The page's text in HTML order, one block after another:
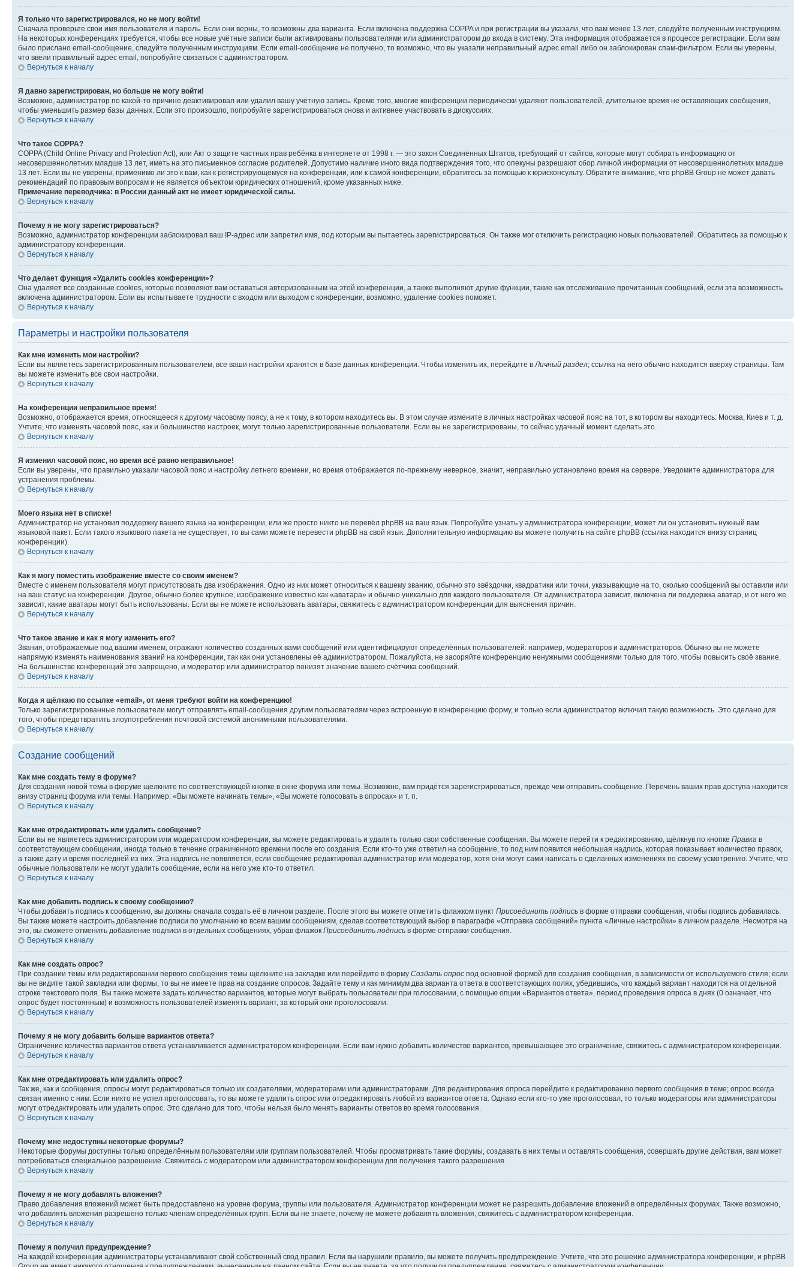
Я только что зарегистрировался, но не могу войти!
Сначала проверьте свои имя пользователя и пароль. Если они верны, то возможны два варианта. Если включена поддержка COPPA и при регистрации вы указали, что вам менее 13 лет, следуйте полученным инструкциям.
На некоторых конференциях требуется, чтобы все новые учётные записи были активированы пользователями или администратором до входа в систему. Эта информация отображается в процессе регистрации. Если вам
было прислано email-сообщение, следуйте полученным инструкциям. Если email-сообщение не получено, то возможно, что вы указали неправильный адрес email либо он заблокирован спам-фильтром. Если вы уверены,
что ввели правильный адрес email, попробуйте связаться с администратором.
Вернуться к началу
Я давно зарегистрирован, но больше не могу войти!
Возможно, администратор по какой-то причине деактивировал или удалил вашу учётную запись. Кроме того, многие конференции периодически удаляют пользователей, длительное время не оставляющих сообщения,
чтобы уменьшить размер базы данных. Если это произошло, попробуйте зарегистрироваться снова и активнее участвовать в дискуссиях.
Вернуться к началу
Что такое COPPA?
COPPA (Child Online Privacy and Protection Act), или Акт о защите частных прав ребёнка в интернете от 1998 г. — это закон Соединённых Штатов, требующий от сайтов, которые могут собирать информацию от
несовершеннолетних младше 13 лет, иметь на это письменное согласие родителей. Допустимо наличие иного вида подтверждения того, что опекуны разрешают сбор личной информации от несовершеннолетних младше
13 лет. Если вы не уверены, применимо ли это к вам, как к регистрирующемуся на конференции, или к самой конференции, обратитесь за помощью к юрисконсульту. Обратите внимание, что phpBB Group не может давать
рекомендаций по правовым вопросам и не является объектом юридических отношений, кроме указанных ниже.
Примечание переводчика: в России данный акт не имеет юридической силы.
Вернуться к началу
Почему я не могу зарегистрироваться?
Возможно, администратор конференции заблокировал ваш IP-адрес или запретил имя, под которым вы пытаетесь зарегистрироваться. Он также мог отключить регистрацию новых пользователей. Обратитесь за помощью к
администратору конференции.
Вернуться к началу
Что делает функция «Удалить cookies конференции»?
Она удаляет все созданные cookies, которые позволяют вам оставаться авторизованным на этой конференции, а также выполняют другие функции, такие как отслеживание прочитанных сообщений, если эта возможность
включена администратором. Если вы испытываете трудности с входом или выходом с конференции, возможно, удаление cookies поможет.
Вернуться к началу
Параметры и настройки пользователя
Как мне изменить мои настройки?
Если вы являетесь зарегистрированным пользователем, все ваши настройки хранятся в базе данных конференции. Чтобы изменить их, перейдите в Личный раздел; ссылка на него обычно находится вверху страницы. Там
вы можете изменить все свои настройки.
Вернуться к началу
На конференции неправильное время!
Возможно, отображается время, относящееся к другому часовому поясу, а не к тому, в котором находитесь вы. В этом случае измените в личных настройках часовой пояс на тот, в котором вы находитесь: Москва, Киев и т. д.
Учтите, что изменять часовой пояс, как и большинство настроек, могут только зарегистрированные пользователи. Если вы не зарегистрированы, то сейчас удачный момент сделать это.
Вернуться к началу
Я изменил часовой пояс, но время всё равно неправильное!
Если вы уверены, что правильно указали часовой пояс и настройку летнего времени, но время отображается по-прежнему неверное, значит, неправильно установлено время на сервере. Уведомите администратора для
устранения проблемы.
Вернуться к началу
Моего языка нет в списке!
Администратор не установил поддержку вашего языка на конференции, или же просто никто не перевёл phpBB на ваш язык. Попробуйте узнать у администратора конференции, может ли он установить нужный вам
языковой пакет. Если такого языкового пакета не существует, то вы сами можете перевести phpBB на свой язык. Дополнительную информацию вы можете получить на сайте phpBB (ссылка находится внизу страниц
конференции).
Вернуться к началу
Как я могу поместить изображение вместе со своим именем?
Вместе с именем пользователя могут присутствовать два изображения. Одно из них может относиться к вашему званию, обычно это звёздочки, квадратики или точки, указывающие на то, сколько сообщений вы оставили или
на ваш статус на конференции. Другое, обычно более крупное, изображение известно как «аватара» и обычно уникально для каждого пользователя. От администратора зависит, включена ли поддержка аватар, и от него же
зависит, какие аватары могут быть использованы. Если вы не можете использовать аватары, свяжитесь с администратором конференции для выяснения причин.
Вернуться к началу
Что такое звание и как я могу изменить его?
Звания, отображаемые под вашим именем, отражают количество созданных вами сообщений или идентифицируют определённых пользователей: например, модераторов и администраторов. Обычно вы не можете
напрямую изменять наименования званий на конференции, так как они установлены её администратором. Пожалуйста, не засоряйте конференцию ненужными сообщениями только для того, чтобы повысить своё звание.
На большинстве конференций это запрещено, и модератор или администратор понизят значение вашего счётчика сообщений.
Вернуться к началу
Когда я щёлкаю по ссылке «email», от меня требуют войти на конференцию!
Только зарегистрированные пользователи могут отправлять email-сообщения другим пользователям через встроенную в конференцию форму, и только если администратор включил такую возможность. Это сделано для
того, чтобы предотвратить злоупотребления почтовой системой анонимными пользователями.
Вернуться к началу
Создание сообщений
Как мне создать тему в форуме?
Для создания новой темы в форуме щёлкните по соответствующей кнопке в окне форума или темы. Возможно, вам придётся зарегистрироваться, прежде чем отправить сообщение. Перечень ваших прав доступа находится
внизу страниц форума или темы. Например: «Вы можете начинать темы», «Вы можете голосовать в опросах» и т. п.
Вернуться к началу
Как мне отредактировать или удалить сообщение?
Если вы не являетесь администратором или модератором конференции, вы можете редактировать и удалять только свои собственные сообщения. Вы можете перейти к редактированию, щёлкнув по кнопке Правка в
соответствующем сообщении, иногда только в течение ограниченного времени после его создания. Если кто-то уже ответил на сообщение, то под ним появится небольшая надпись, которая показывает количество правок,
а также дату и время последней из них. Эта надпись не появляется, если сообщение редактировал администратор или модератор, хотя они могут сами написать о сделанных изменениях по своему усмотрению. Учтите, что
обычные пользователи не могут удалить сообщение, если на него уже кто-то ответил.
Вернуться к началу
Как мне добавить подпись к своему сообщению?
Чтобы добавить подпись к сообщению, вы должны сначала создать её в личном разделе. После этого вы можете отметить флажком пункт Присоединить подпись в форме отправки сообщения, чтобы подпись добавилась.
Вы также можете настроить добавление подписи по умолчанию ко всем вашим сообщениям, сделав соответствующий выбор в параграфе «Отправка сообщений» пункта «Личные настройки» в личном разделе. Несмотря на
это, вы сможете отменить добавление подписи в отдельных сообщениях, убрав флажок Присоединить подпись в форме отправки сообщения.
Вернуться к началу
Как мне создать опрос?
При создании темы или редактировании первого сообщения темы щёлкните на закладке или перейдите в форму Создать опрос под основной формой для создания сообщения, в зависимости от используемого стиля; если
вы не видите такой закладки или формы, то вы не имеете прав на создание опросов. Задайте тему и как минимум два варианта ответа в соответствующих полях, убедившись, что каждый вариант находится на отдельной
строке текстового поля. Вы также можете задать количество вариантов, которые могут выбрать пользователи при голосовании, с помощью опции «Вариантов ответа», период проведения опроса в днях (0 означает, что
опрос будет постоянным) и возможность пользователей изменять вариант, за который они проголосовали.
Вернуться к началу
Почему я не могу добавить больше вариантов ответа?
Ограничение количества вариантов ответа устанавливается администратором конференции. Если вам нужно добавить количество вариантов, превышающее это ограничение, свяжитесь с администратором конференции.
Вернуться к началу
Как мне отредактировать или удалить опрос?
Так же, как и сообщения, опросы могут редактироваться только их создателями, модераторами или администраторами. Для редактирования опроса перейдите к редактированию первого сообщения в теме; опрос всегда
связан именно с ним. Если никто не успел проголосовать, то вы можете удалить опрос или отредактировать любой из вариантов ответа. Однако если кто-то уже проголосовал, то только модераторы или администраторы
могут отредактировать или удалить опрос. Это сделано для того, чтобы нельзя было менять варианты ответов во время голосования.
Вернуться к началу
Почему мне недоступны некоторые форумы?
Некоторые форумы доступны только определённым пользователям или группам пользователей. Чтобы просматривать такие форумы, создавать в них темы и оставлять сообщения, совершать другие действия, вам может
потребоваться специальное разрешение. Свяжитесь с модератором или администратором конференции для получения такого разрешения.
Вернуться к началу
Почему я не могу добавлять вложения?
Право добавления вложений может быть предоставлено на уровне форума, группы или пользователя. Администратор конференции может не разрешить добавление вложений в определённых форумах. Также возможно,
что добавлять вложения разрешено только членам определённых групп. Если вы не знаете, почему не можете добавлять вложения, свяжитесь с администратором конференции.
Вернуться к началу
Почему я получил предупреждение?
На каждой конференции администраторы устанавливают свой собственный свод правил. Если вы нарушили правило, вы можете получить предупреждение. Учтите, что это решение администратора конференции, и phpBB